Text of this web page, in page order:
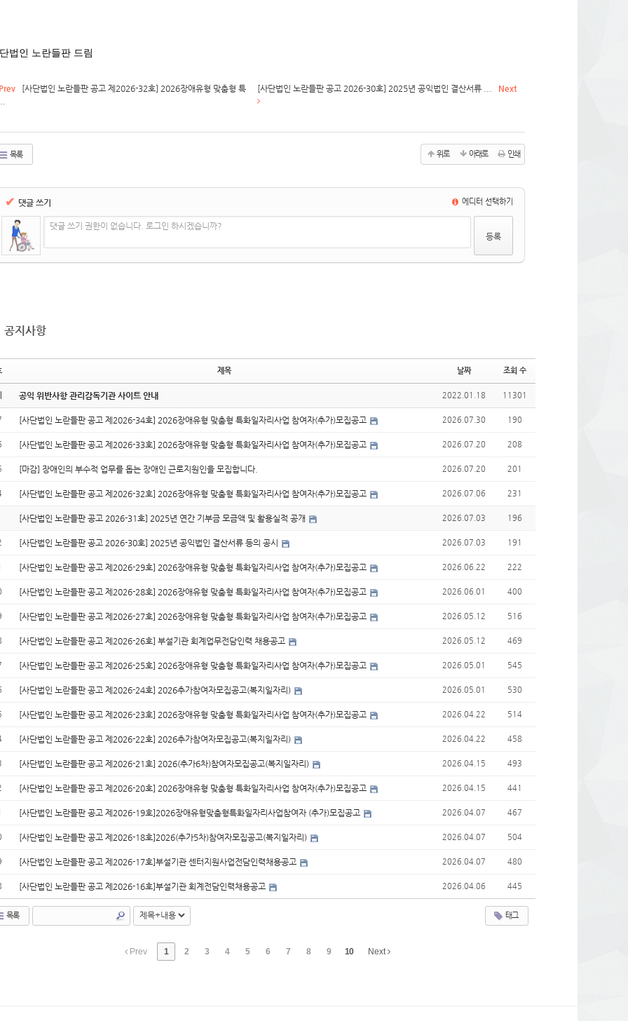
법인 노란들판 드림
[사단법인 노란들판 공고 제2026-32호] 2026장애유형 맞춤형 특
[사단법인 노란들판 공고 2026-30호] 2025년 공익법인 결산서류 ... Next
목록 위로 아래로 인쇄
✔ 댓글 쓰기 에디터 선택하기
댓글 쓰기 권한이 없습니다. 로그인 하시겠습니까?
공지사항
제목 날짜 조회 수
공익 위반사항 관리감독기관 사이트 안내 2022.01.18 11301
[사단법인 노란들판 공고 제2026-34호] 2026장애유형 맞춤형 특화일자리사업 참여자(추가)모집공고 2026.07.30 190
[사단법인 노란들판 공고 제2026-33호] 2026장애유형 맞춤형 특화일자리사업 참여자(추가)모집공고 2026.07.20 208
[마감] 장애인의 부수적 업무를 돕는 장애인 근로지원인을 모집합니다. 2026.07.20 201
[사단법인 노란들판 공고 제2026-32호] 2026장애유형 맞춤형 특화일자리사업 참여자(추가)모집공고 2026.07.06 231
[사단법인 노란들판 공고 2026-31호] 2025년 연간 기부금 모금액 및 활용실적 공개 2026.07.03 196
[사단법인 노란들판 공고 2026-30호] 2025년 공익법인 결산서류 등의 공시 2026.07.03 191
[사단법인 노란들판 공고 제2026-29호] 2026장애유형 맞춤형 특화일자리사업 참여자(추가)모집공고 2026.06.22 222
[사단법인 노란들판 공고 제2026-28호] 2026장애유형 맞춤형 특화일자리사업 참여자(추가)모집공고 2026.06.01 400
[사단법인 노란들판 공고 제2026-27호] 2026장애유형 맞춤형 특화일자리사업 참여자(추가)모집공고 2026.05.12 516
[사단법인 노란들판 공고 제2026-26호] 부설기관 회계업무전담인력 채용공고 2026.05.12 469
[사단법인 노란들판 공고 제2026-25호] 2026장애유형 맞춤형 특화일자리사업 참여자(추가)모집공고 2026.05.01 545
[사단법인 노란들판 공고 제2026-24호] 2026추가참여자모집공고(복지일자리) 2026.05.01 530
[사단법인 노란들판 공고 제2026-23호] 2026장애유형 맞춤형 특화일자리사업 참여자(추가)모집공고 2026.04.22 514
[사단법인 노란들판 공고 제2026-22호] 2026추가참여자모집공고(복지일자리) 2026.04.22 458
[사단법인 노란들판 공고 제2026-21호] 2026(추가6차)참여자모집공고(복지일자리) 2026.04.15 493
[사단법인 노란들판 공고 제2026-20호] 2026장애유형 맞춤형 특화일자리사업 참여자(추가)모집공고 2026.04.15 441
[사단법인 노란들판 공고 제2026-19호]2026장애유형맞춤형특화일자리사업참여자 (추가)모집공고 2026.04.07 467
[사단법인 노란들판 공고 제2026-18호]2026(추가5차)참여자모집공고(복지일자리) 2026.04.07 504
[사단법인 노란들판 공고 제2026-17호]부설기관 센터지원사업전담인력채용공고 2026.04.07 480
[사단법인 노란들판 공고 제2026-16호]부설기관 회계전담인력채용공고 2026.04.06 445
목록 태그
Prev 1 2 3 4 5 6 7 8 9 10 Next